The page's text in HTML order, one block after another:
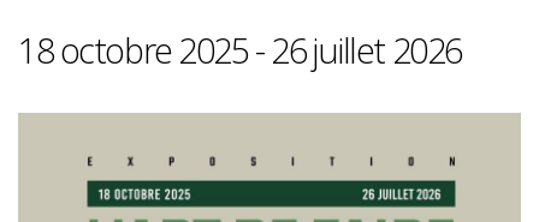
18 octobre 2025 - 26 juillet 2026